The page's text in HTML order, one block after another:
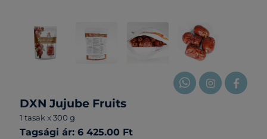
DXN Jujube Fruits
1 tasak x 300 g
Tagsági ár: 6 425.00 Ft